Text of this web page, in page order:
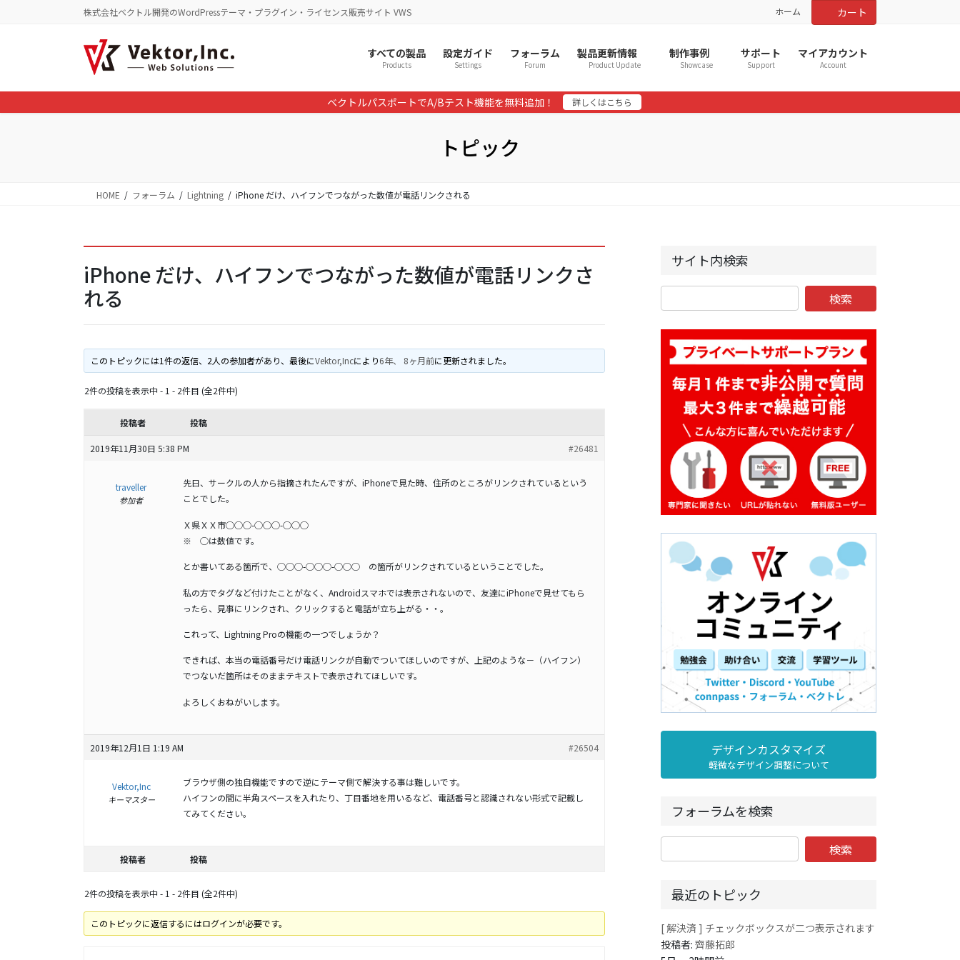
に
移
ョ
ン
株式会社ベクトル開発のWordPressテーマ・プラグイン・ライセンス販売サイト VWS ホーム カート
すべての製品
Products
設定ガイド
Settings
フォーラム
Forum
製品更新情報
Product Update
制作事例
Showcase
サポート
Support
マイアカウント
Account
ベクトルパスポートでA/Bテスト機能を無料追加！ 詳しくはこちら
トピック
HOME フォーラム Lightning iPhone だけ、ハイフンでつながった数値が電話リンクされる
iPhone だけ、ハイフンでつながった数値が電話リンクさ
れる
このトピックには1件の返信、2人の参加者があり、最後にVektor,Incにより6年、 8ヶ月前に更新されました。
2件の投稿を表示中 - 1 - 2件目 (全2件中)
投稿者 投稿
2019年11月30日 5:38 PM #26481
traveller
参加者
先日、サークルの人から指摘されたんですが、iPhoneで見た時、住所のところがリンクされているという
ことでした。
Ｘ県ＸＸ市◯◯◯-◯◯◯-◯◯◯
※ ◯は数値です。
とか書いてある箇所で、◯◯◯-◯◯◯-◯◯◯ の箇所がリンクされているということでした。
私の方でタグなど付けたことがなく、Androidスマホでは表示されないので、友達にiPhoneで見せてもら
ったら、見事にリンクされ、クリックすると電話が立ち上がる・・。
これって、Lightning Proの機能の一つでしょうか？
できれば、本当の電話番号だけ電話リンクが自動でついてほしいのですが、上記のような－（ハイフン）
でつないだ箇所はそのままテキストで表示されてほしいです。
よろしくおねがいします。
2019年12月1日 1:19 AM #26504
Vektor,Inc
キーマスター
ブラウザ側の独自機能ですので逆にテーマ側で解決する事は難しいです。
ハイフンの間に半角スペースを入れたり、丁目番地を用いるなど、電話番号と認識されない形式で記載し
てみてください。
投稿者 投稿
2件の投稿を表示中 - 1 - 2件目 (全2件中)
このトピックに返信するにはログインが必要です。
サイト内検索
デザインカスタマイズ
軽微なデザイン調整について
フォーラムを検索
最近のトピック
[ 解決済 ] チェックボックスが二つ表示されます
投稿者:齊藤拓郎